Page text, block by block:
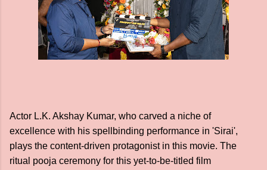
Actor L.K. Akshay Kumar, who carved a niche of
excellence with his spellbinding performance in 'Sirai',
plays the content-driven protagonist in this movie. The
ritual pooja ceremony for this yet-to-be-titled film